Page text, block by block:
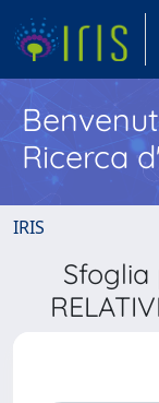
Ricerca
IRIS
Sfoglia